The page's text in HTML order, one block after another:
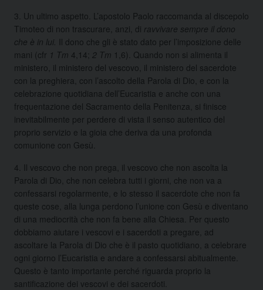
3. Un ultimo aspetto. L’apostolo Paolo raccomanda al discepolo
Timoteo di non trascurare, anzi, di ravvivare sempre il dono
che è in lui.
Il dono che gli è stato dato per l’imposizione delle
mani (cfr 1 Tm 4,14; 2 Tm 1,6). Quando non si alimenta il
ministero, il ministero del vescovo, il ministero del sacerdote
con la preghiera, con l’ascolto della Parola di Dio, e con la
celebrazione quotidiana dell’Eucaristia e anche con una
frequentazione del Sacramento della Penitenza, si finisce
inevitabilmente per perdere di vista il senso autentico del
proprio servizio e la gioia che deriva da una profonda
comunione con Gesù.
4. Il vescovo che non prega, il vescovo che non ascolta la
Parola di Dio, che non celebra tutti i giorni, che non va a
confessarsi regolarmente, e lo stesso il sacerdote che non fa
queste cose, alla lunga perdono l’unione con Gesù e diventano
di una mediocrità che non fa bene alla Chiesa. Per questo
dobbiamo aiutare i vescovi e i sacerdoti a pregare, ad
ascoltare la Parola di Dio che è il pasto quotidiano, a celebrare
ogni giorno l’Eucaristia e andare a confessarsi abitualmente.
Questo è tanto importante perché riguarda proprio la
santificazione dei vescovi e dei sacerdoti.